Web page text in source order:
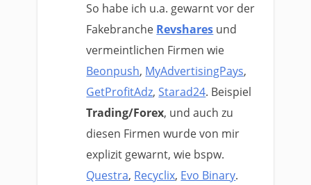
So habe ich u.a. gewarnt vor der
Fakebranche Revshares und
vermeintlichen Firmen wie
Beonpush, MyAdvertisingPays,
GetProfitAdz,Starad24. Beispiel
Trading/Forex, und auch zu
diesen Firmen wurde von mir
explizit gewarnt, wie bspw.
Questra, Recyclix, Evo Binary.